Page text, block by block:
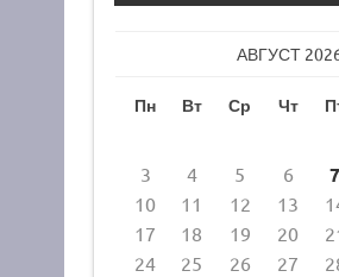
АВГУСТ
Пн Вт Ср Чт
3
4 5 6 7
10
11 12 13
17
18 19 20
24
25 26 27